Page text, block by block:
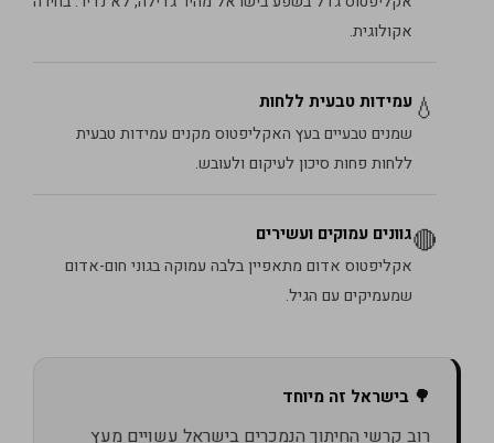
אקולוגית.
💧 עמידות טבעית ללחות
שמנים טבעיים בעץ האקליפטוס מקנים עמידות טבעית
ללחות פחות סיכון לעיקום ולעובש.
🔴גוונים עמוקים ועשירים
אקליפטוס אדום מתאפיין בלבה עמוקה בגוני חום-אדום
שמעמיקים עם הגיל.
🌳 בישראל זה מיוחד
רוב קרשי החיתוך הנמכרים בישראל עשויים מעץ